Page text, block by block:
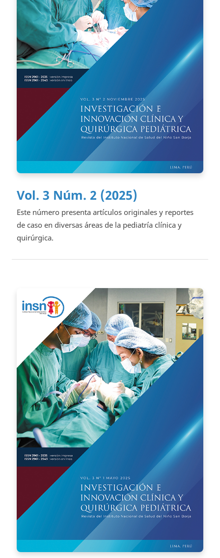
Vol. 3 Núm. 2 (2025)
Este número presenta artículos originales y reportes
de caso en diversas áreas de la pediatría clínica y
quirúrgica.